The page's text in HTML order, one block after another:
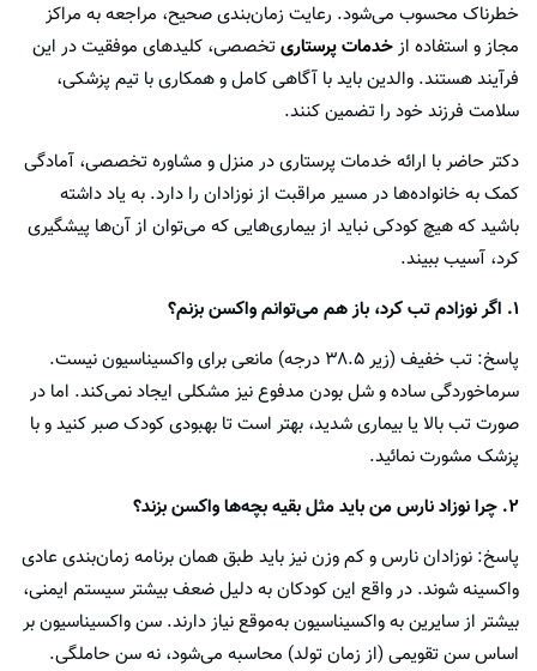
خطرناک محسوب می‌شود. رعایت زمان‌بندی صحیح، مراجعه به مراکز
مجاز و استفاده ازخدمات پرستاریتخصصی، کلیدهای موفقیت در این
فرآیند هستند. والدین باید با آگاهی کامل و همکاری با تیم پزشکی،
سلامت فرزند خود را تضمین کنند.
دکتر حاضر با ارائه خدمات پرستاری در منزل و مشاوره تخصصی، آمادگی
کمک به خانواده‌ها در مسیر مراقبت از نوزادان را دارد. به یاد داشته
باشید که هیچ کودکی نباید از بیماری‌هایی که می‌توان از آن‌ها پیشگیری
کرد، آسیب ببیند.
۱. اگر نوزادم تب کرد، باز هم می‌توانم واکسن بزنم؟
پاسخ: تب خفیف (زیر ۳۸.۵ درجه) مانعی برای واکسیناسیون نیست.
سرماخوردگی ساده و شل بودن مدفوع نیز مشکلی ایجاد نمی‌کند. اما در
صورت تب بالا یا بیماری شدید، بهتر است تا بهبودی کودک صبر کنید و با
پزشک مشورت نمائید.
۲. چرا نوزاد نارس من باید مثل بقیه بچه‌ها واکسن بزند؟
پاسخ: نوزادان نارس و کم وزن نیز باید طبق همان برنامه زمان‌بندی عادی
واکسینه شوند. در واقع این کودکان به دلیل ضعف بیشتر سیستم ایمنی،
بیشتر از سایرین به واکسیناسیون به‌موقع نیاز دارند. سن واکسیناسیون بر
اساس سن تقویمی (از زمان تولد) محاسبه می‌شود، نه سن حاملگی.